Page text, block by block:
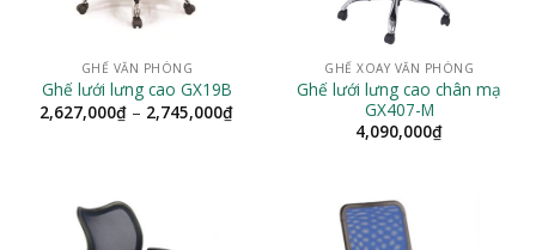
GHẾ VĂN PHÒNG
Ghế lưới lưng cao GX19B
2,627,000₫ – 2,745,000₫Khoảng
GHẾ XOAY VĂN PHÒNG
Ghế lưới lưng cao chân mạ
GX407-M
4,090,000₫